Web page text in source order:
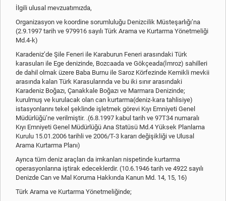
İlgili ulusal mevzuatımızda,
Organizasyon ve koordine sorumluluğu Denizcilik Müsteşarlığı’na
(2.9.1997 tarih ve 979916 sayılı Türk Arama ve Kurtarma Yönetmeliği
Md.4-k)
Karadeniz’de Şile Feneri ile Karaburun Feneri arasındaki Türk
karasuları ile Ege denizinde, Bozcaada ve Gökçeada(İmroz) sahilleri
de dahil olmak üzere Baba Burnu ile Saroz Körfezinde Kemikli mevkii
arasında kalan Türk Karasularında ve bu iki sınır arasındaki
Karadeniz Boğazı, Çanakkale Boğazı ve Marmara Denizinde;
kurulmuş ve kurulacak olan can kurtarma(deniz-kara tahlisiye)
istasyonlarını tekel şeklinde işletmek görevi Kıyı Emniyeti Genel
Müdürlüğü’ne verilmiştir. .(6.8.1997 kabul tarih ve 97T34 numaralı
Kıyı Emniyeti Genel Müdürlüğü Ana Statüsü Md.4 Yüksek Planlama
Kurulu 15.01.2006 tarihli ve 2006/T-3 kararı değişikliği ve Ulusal
Arama Kurtarma Planı)
Ayrıca tüm deniz araçları da imkanları nispetinde kurtarma
operasyonlarına iştirak edeceklerdir. (10.6.1946 tarih ve 4922 sayılı
Denizde Can ve Mal Koruma Hakkında Kanun Md. 14, 15, 16)
Türk Arama ve Kurtarma Yönetmeliğinde;